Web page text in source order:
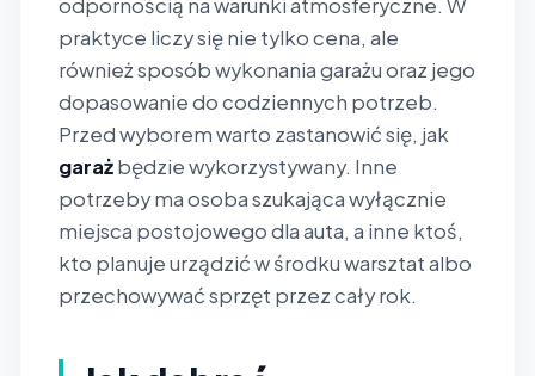
odpornością na warunki atmosferyczne. W
praktyce liczy się nie tylko cena, ale
również sposób wykonania garażu oraz jego
dopasowanie do codziennych potrzeb.
Przed wyborem warto zastanowić się, jak
garażbędzie wykorzystywany. Inne
potrzeby ma osoba szukająca wyłącznie
miejsca postojowego dla auta, a inne ktoś,
kto planuje urządzić w środku warsztat albo
przechowywać sprzęt przez cały rok.